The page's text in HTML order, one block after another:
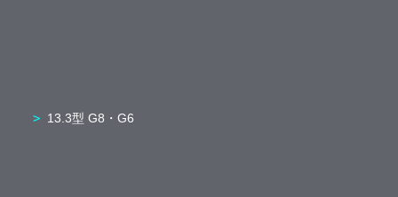
13.3型 G8・G6